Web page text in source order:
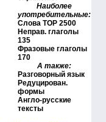
Наиболее
употребительные:
Слова TOP 2500
Неправ. глаголы
135
Фразовые глаголы
170
А также:
Разговорный язык
Редуцирован.
формы
Англо-русские
тексты